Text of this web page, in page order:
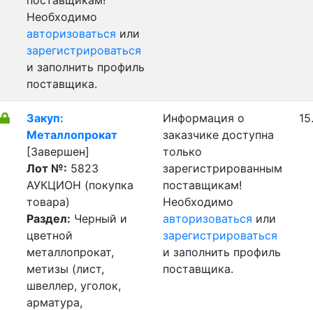
Необходимо
авторизоваться или
зарегистрироваться
и заполнить профиль
поставщика.
Закуп:
Металлопрокат
[Завершен]
Лот №: 5823
АУКЦИОН (покупка
товара)
Раздел: Черный и
цветной
металлопрокат,
метизы (лист,
швеллер, уголок,
арматура,
Информация о
заказчике доступна
только
зарегистрированным
поставщикам!
Необходимо
авторизоваться или
зарегистрироваться
и заполнить профиль
поставщика.